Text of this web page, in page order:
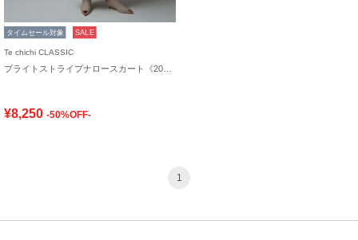
タイムセール対象 SALE
Te chichi CLASSIC
¥8,250 -50%OFF-
1